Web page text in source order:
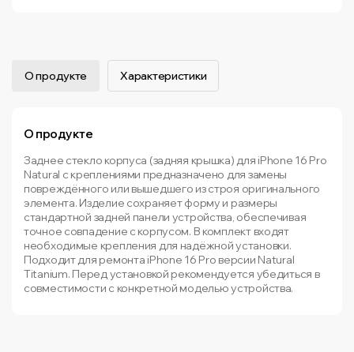
О продукте Характеристики
О продукте
Заднее стекло корпуса (задняя крышка) для iPhone 16 Pro
Natural с креплениями предназначено для замены
повреждённого или вышедшего из строя оригинального
элемента. Изделие сохраняет форму и размеры
стандартной задней панели устройства, обеспечивая
точное совпадение с корпусом. В комплект входят
необходимые крепления для надёжной установки.
Подходит для ремонта iPhone 16 Pro версии Natural
Titanium. Перед установкой рекомендуется убедиться в
совместимости с конкретной моделью устройства.